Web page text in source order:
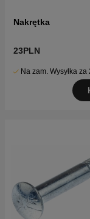
Nakrętka
23PLN
Na zam. Wysyłka za